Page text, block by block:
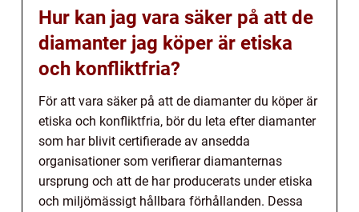
Hur kan jag vara säker på att de
diamanter jag köper är etiska
och konfliktfria?
För att vara säker på att de diamanter du köper är
etiska och konfliktfria, bör du leta efter diamanter
som har blivit certifierade av ansedda
organisationer som verifierar diamanternas
ursprung och att de har producerats under etiska
och miljömässigt hållbara förhållanden. Dessa